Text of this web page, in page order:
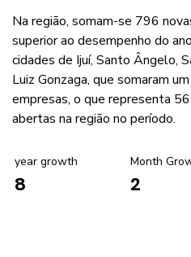
Na região, somam-se 796
superior ao desempenho do
cidades de Ijuí, Santo Ângelo,
Luiz Gonzaga, que somaram
empresas, o que representa
abertas na região no período.
year growth
8
Month
2